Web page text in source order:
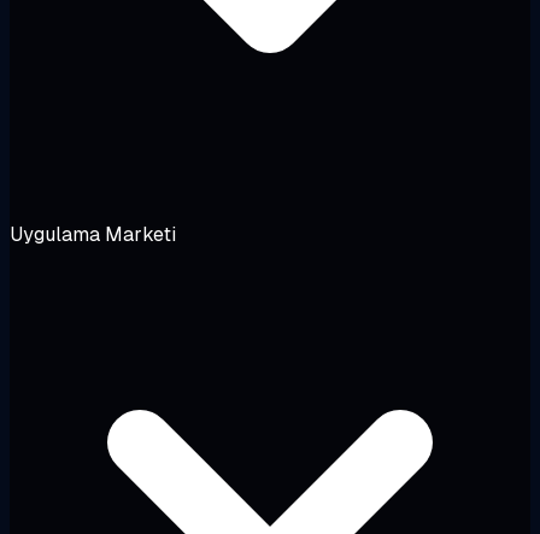
Uygulama Marketi